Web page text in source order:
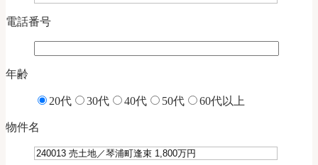
電話番号
年齢
20代 30代 40代 50代 60代以上
物件名